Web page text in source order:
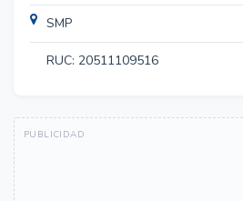
SMP
RUC: 20511109516